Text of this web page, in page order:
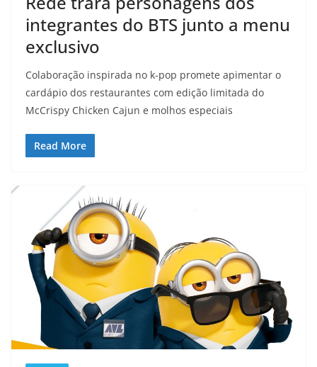
integrantes do BTS junto a menu
exclusivo
Colaboração inspirada no k-pop promete apimentar o
cardápio dos restaurantes com edição limitada do
McCrispy Chicken Cajun e molhos especiais
Read More